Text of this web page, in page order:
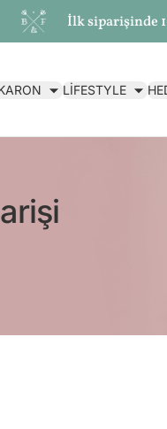
İlk siparişinde
LİFESTYLE